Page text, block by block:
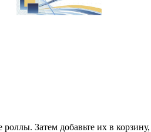
Затем добавьте их в